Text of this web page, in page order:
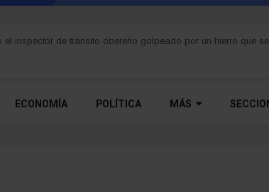
anticipó que votará en contra de la modificación de la
ECONOMÍA POLÍTICA MÁS